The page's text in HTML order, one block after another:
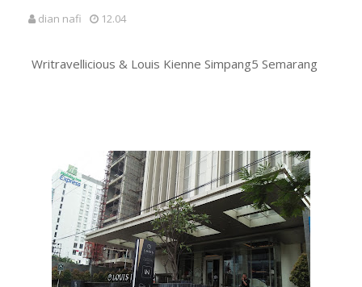
dian nafi 12.04
Writravellicious & Louis Kienne Simpang5 Semarang